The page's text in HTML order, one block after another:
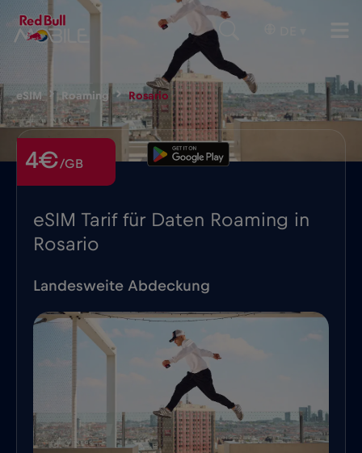
eSIM Roaming Rosario
eSIM Tarif für Daten Roaming in
Rosario
4€/GB
Landesweite Abdeckung